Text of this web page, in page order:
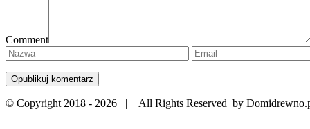
Comment
© Copyright 2018 - 2026 | All Rights Reserved by